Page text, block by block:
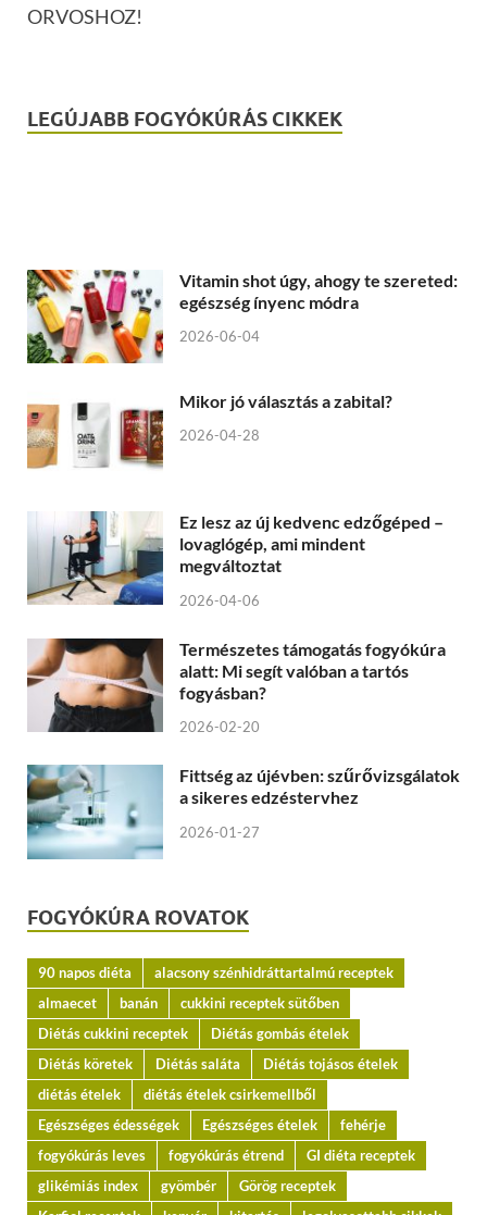
ORVOSHOZ!
LEGÚJABB FOGYÓKÚRÁS CIKKEK
Vitamin shot úgy, ahogy te szereted:
egészség ínyenc módra
2026-06-04
Mikor jó választás a zabital?
2026-04-28
Ez lesz az új kedvenc edzőgéped –
lovaglógép, ami mindent
megváltoztat
2026-04-06
Természetes támogatás fogyókúra
alatt: Mi segít valóban a tartós
fogyásban?
2026-02-20
Fittség az újévben: szűrővizsgálatok
a sikeres edzéstervhez
2026-01-27
FOGYÓKÚRA ROVATOK
90 napos diéta
alacsony szénhidráttartalmú receptek
almaecet
banán
cukkini receptek sütőben
Diétás cukkini receptek
Diétás gombás ételek
Diétás köretek
Diétás saláta
Diétás tojásos ételek
diétás ételek
diétás ételek csirkemellből
Egészséges édességek
Egészséges ételek
fehérje
fogyókúrás leves
fogyókúrás étrend
GI diéta receptek
glikémiás index
gyömbér
Görög receptek